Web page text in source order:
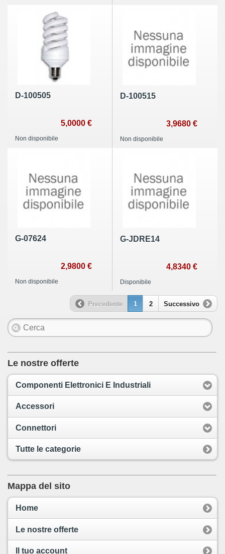
D-100505
5,0000 €
Non disponibile
D-100515
3,9680 €
Non disponibile
G-07624
2,9800 €
Non disponibile
G-JDRE14
4,8340 €
Disponibile
Precedente 1 2 Successivo
Le nostre offerte
Componenti Elettronici E Industriali
Accessori
Connettori
Tutte le categorie
Mappa del sito
Home
Le nostre offerte
Il tuo account